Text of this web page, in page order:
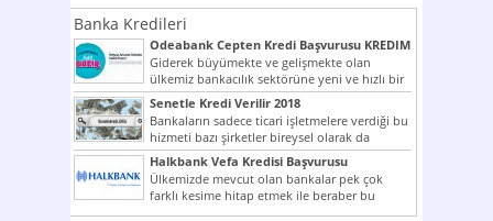
Banka Kredileri
Odeabank Cepten Kredi Başvurusu KREDIM
8444
Giderek büyümekte ve gelişmekte olan
ülkemiz bankacılık sektörüne yeni ve hızlı bir
giriş yapmış olan...
Senetle Kredi Verilir 2018
Bankaların sadece ticari işletmelere verdiği bu
hizmeti bazı şirketler bireysel olarak da
vermektedir. Senetle kredi...
Halkbank Vefa Kredisi Başvurusu
Ülkemizde mevcut olan bankalar pek çok
farklı kesime hitap etmek ile beraber bu
noktada son...